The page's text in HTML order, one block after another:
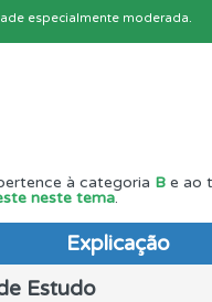
especialmente moderada.
à categoria B e ao
neste tema.
Explicação
Estudo